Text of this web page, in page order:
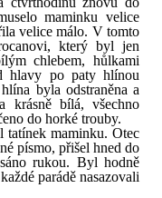
maminku velice
velice málo. V tomto
který byl jen
chlebem, hůlkami
hlavy po paty hlínou
byla odstraněna a
krásně bílá, všechno
do horké trouby.
tatínek maminku. Otec
písmo, přišel hned do
rukou. Byl hodně
parádě nasazovali